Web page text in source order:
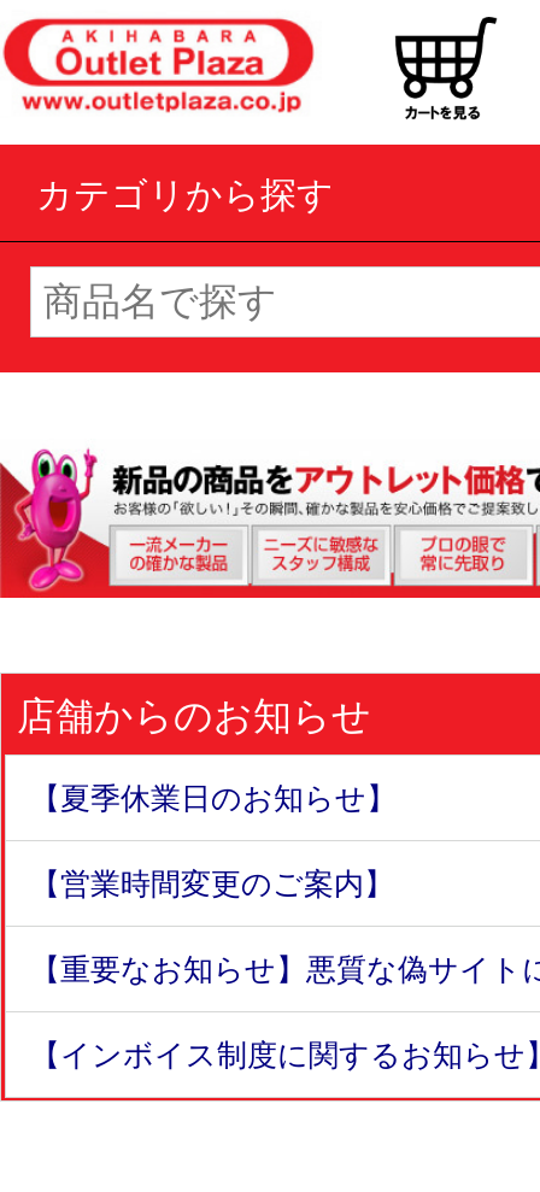
カテゴリから探す
店舗からのお知らせ
【夏季休業日のお知らせ】
【営業時間変更のご案内】
【重要なお知らせ】悪質な偽サイト
【インボイス制度に関するお知らせ